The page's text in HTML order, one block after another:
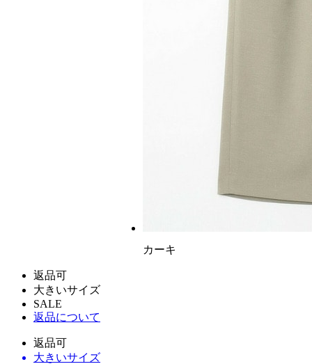
カーキ
返品可
大きいサイズ
SALE
返品について
返品可
大きいサイズ